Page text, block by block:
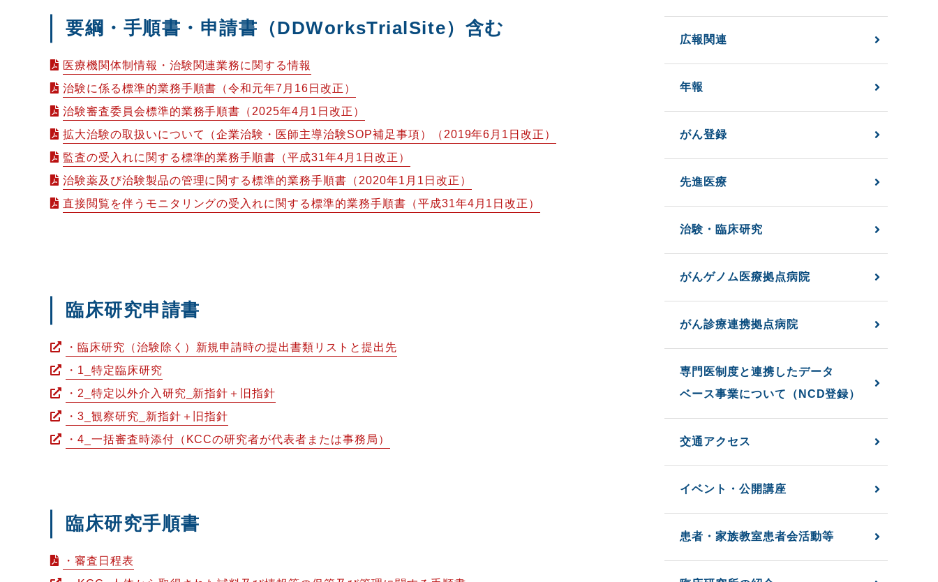
要綱・手順書・申請書（DDWorksTrialSite）含む
医療機関体制情報・治験関連業務に関する情報
治験に係る標準的業務手順書（令和元年7月16日改正）
治験審査委員会標準的業務手順書（2025年4月1日改正）
拡大治験の取扱いについて（企業治験・医師主導治験SOP補足事項）（2019年6月1日改正）
監査の受入れに関する標準的業務手順書（平成31年4月1日改正）
治験薬及び治験製品の管理に関する標準的業務手順書（2020年1月1日改正）
直接閲覧を伴うモニタリングの受入れに関する標準的業務手順書（平成31年4月1日改正）
臨床研究申請書
・臨床研究（治験除く）新規申請時の提出書類リストと提出先
・1_特定臨床研究
・2_特定以外介入研究_新指針＋旧指針
・3_観察研究_新指針＋旧指針
・4_一括審査時添付（KCCの研究者が代表者または事務局）
臨床研究手順書
・審査日程表
広報関連
年報
がん登録
先進医療
治験・臨床研究
がんゲノム医療拠点病院
がん診療連携拠点病院
専門医制度と連携したデータ
ベース事業について（NCD登録）
交通アクセス
イベント・公開講座
患者・家族教室患者会活動等